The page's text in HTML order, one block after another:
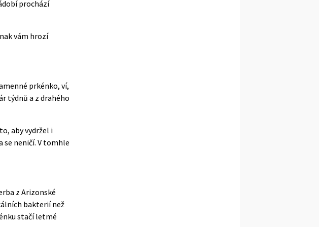
prochází
vám hrozí
prkénko, ví,
týdnů a z drahého
aby vydržel i
se neničí. V tomhle
z Arizonské
bakterií než
stačí letmé